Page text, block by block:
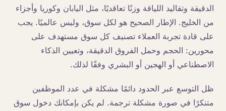
الدقيقة وتقاليد اللياقة وزنًا تعاقديًا، مثل اليابان وكوريا وأجزاء
من الخليج. الإطار الصحيح هو لكل سوق، وليس عالميًا. يجب
على قادة تجربة العملاء تصنيف كل سوق مستهدف على
محورين: الحجم وحمل الفروق الدقيقة، وتعيين الذكاء
الاصطناعي أو الهجين أو البشري وفقًا لذلك.
ظل التوسع عبر الحدود دائمًا مشكلة في عدد الموظفين
متنكرًا في صورة مشكلة ترجمة. لم يكن بإمكانك دخول سوق